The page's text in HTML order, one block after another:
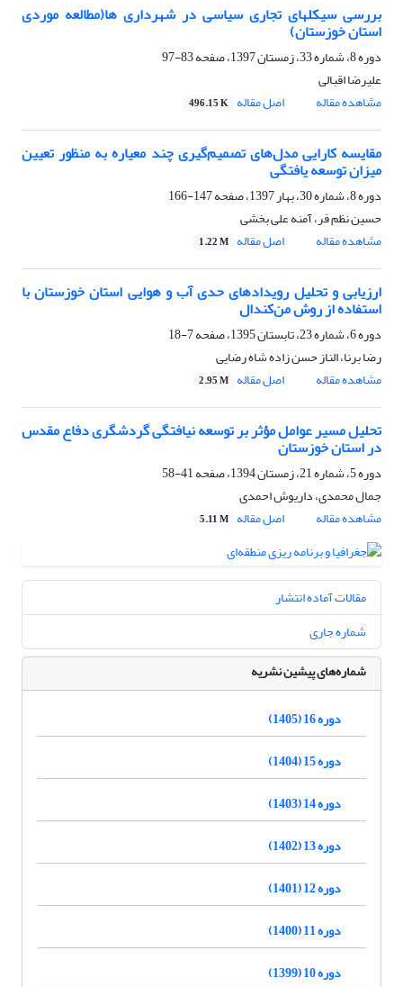
بررسی سیکلهای تجاری سیاسی در شهرداری ها(مطالعه موردی
استان خوزستان)
دوره 8، شماره 33، زمستان 1397، صفحه
83-97
علیرضا اقبالی
مشاهده مقاله
اصل مقاله 496.15 K
مقایسه کارایی مدل‌های تصمیم‌گیری چند معیاره به منظور تعیین
میزان توسعه یافتگی
دوره 8، شماره 30، بهار 1397، صفحه
147-166
حسین نظم فر، آمنه علی بخشی
مشاهده مقاله
اصل مقاله 1.22 M
ارزیابی و تحلیل رویدادهای حدی آب و هوایی استان خوزستان با
استفاده از روش من‌کندال
دوره 6، شماره 23، تابستان 1395، صفحه
7-18
رضا برنا، الناز حسن زاده شاه رضایی
مشاهده مقاله
اصل مقاله 2.95 M
تحلیل مسیر عوامل مؤثر بر توسعه نیافتگی گردشگری دفاع مقدس
در استان خوزستان
دوره 5، شماره 21، زمستان 1394، صفحه
41-58
جمال محمدی، داریوش احمدی
مشاهده مقاله
اصل مقاله 5.11 M
مقالات آماده انتشار
شماره جاری
شماره‌های پیشین نشریه
دوره 16 (1405)
دوره 15 (1404)
دوره 14 (1403)
دوره 13 (1402)
دوره 12 (1401)
دوره 11 (1400)
دوره 10 (1399)